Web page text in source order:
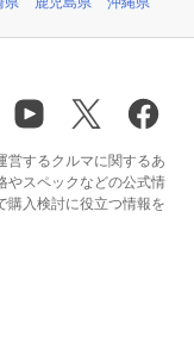
営するクルマに関するあ
やスペックなどの公式情
購入検討に役立つ情報を